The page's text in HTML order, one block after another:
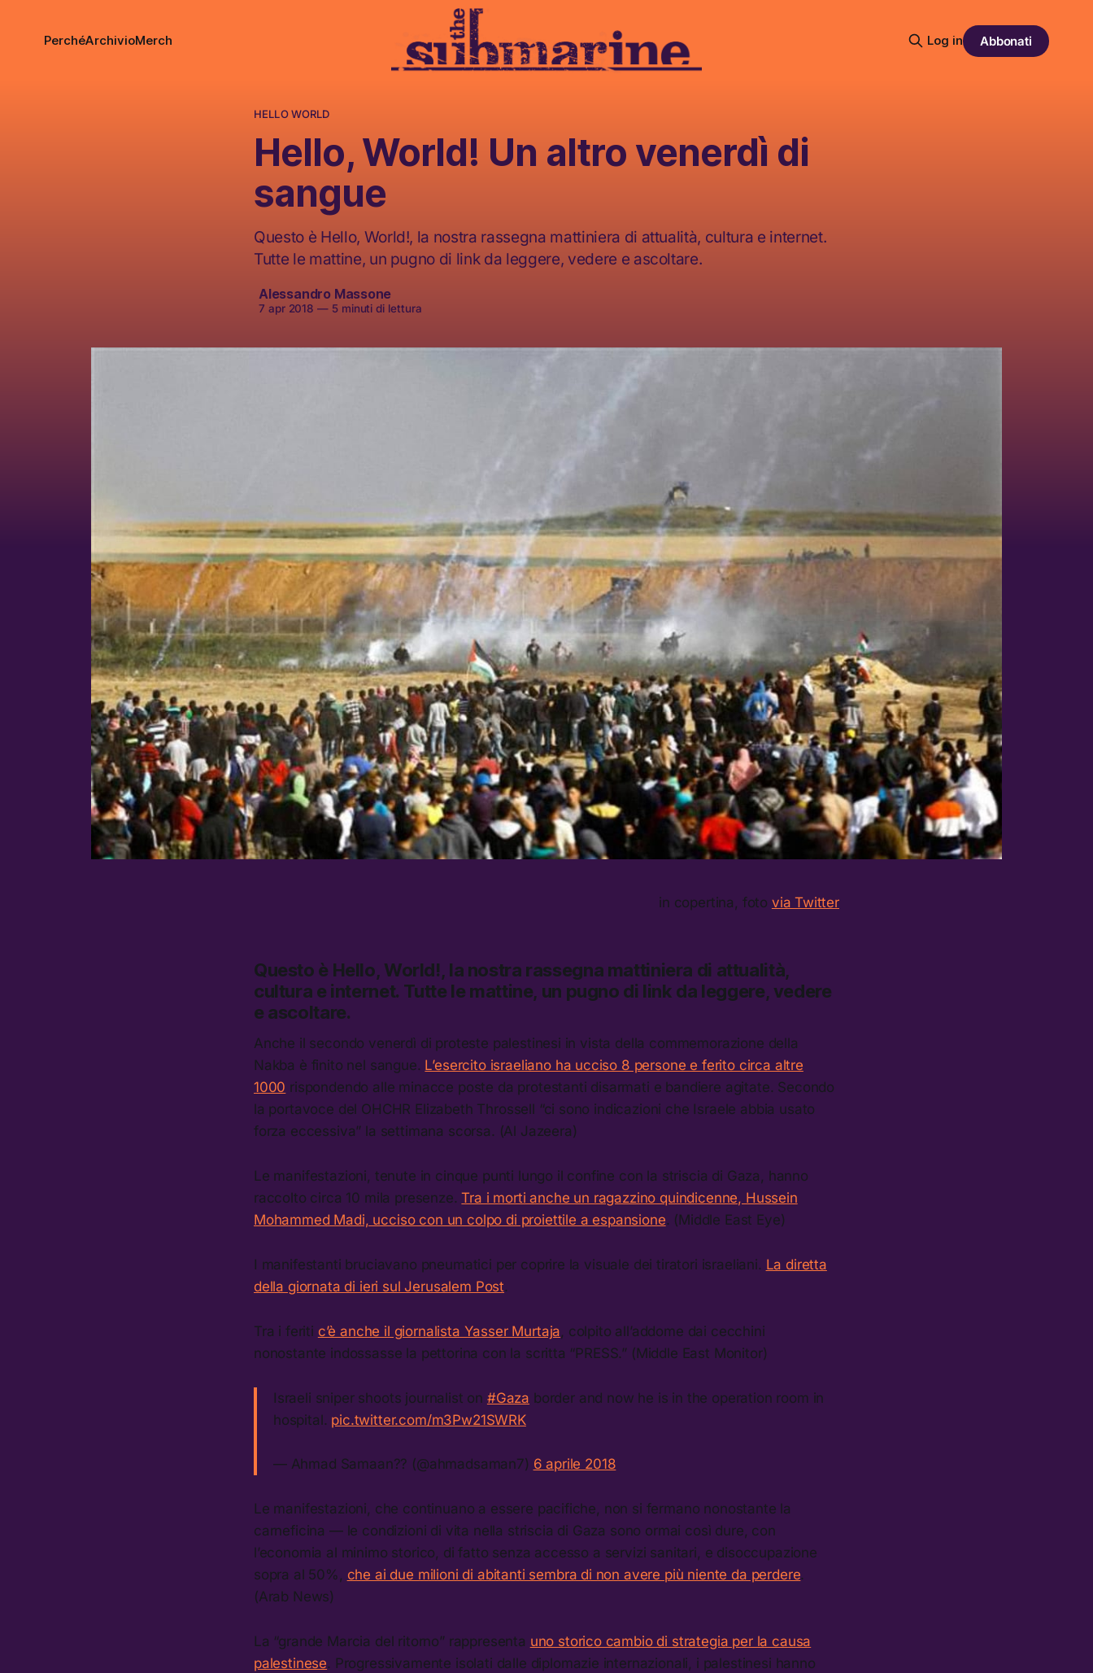
PerchéArchivioMerch Log in Abbonati
HELLO WORLD
Hello, World! Un altro venerdì di
sangue
Questo è Hello, World!, la nostra rassegna mattiniera di attualità, cultura e internet.
Tutte le mattine, un pugno di link da leggere, vedere e ascoltare.
Alessandro Massone
7 apr 2018 — 5 minuti di lettura
in copertina, foto via Twitter
Questo è Hello, World!, la nostra rassegna mattiniera di attualità,
cultura e internet. Tutte le mattine, un pugno di link da leggere, vedere
e ascoltare.
Anche il secondo venerdì di proteste palestinesi in vista della commemorazione della
Nakba è finito nel sangue. L’esercito israeliano ha ucciso 8 persone e ferito circa altre
1000 rispondendo alle minacce poste da protestanti disarmati e bandiere agitate. Secondo
la portavoce del OHCHR Elizabeth Throssell “ci sono indicazioni che Israele abbia usato
forza eccessiva” la settimana scorsa. (Al Jazeera)
Le manifestazioni, tenute in cinque punti lungo il confine con la striscia di Gaza, hanno
raccolto circa 10 mila presenze.Tra i morti anche un ragazzino quindicenne, Hussein
Mohammed Madi, ucciso con un colpo di proiettile a espansione. (Middle East Eye)
I manifestanti bruciavano pneumatici per coprire la visuale dei tiratori israeliani. La diretta
della giornata di ieri sul Jerusalem Post.
Tra i feriti c’è anche il giornalista Yasser Murtaja, colpito all’addome dai cecchini
nonostante indossasse la pettorina con la scritta “PRESS.” (Middle East Monitor)
Israeli sniper shoots journalist on #Gaza border and now he is in the operation room in
hospital. pic.twitter.com/m3Pw21SWRK
— Ahmad Samaan?? (@ahmadsaman7) 6 aprile 2018
Le manifestazioni, che continuano a essere pacifiche, non si fermano nonostante la
carneficina — le condizioni di vita nella striscia di Gaza sono ormai così dure, con
l’economia al minimo storico, di fatto senza accesso a servizi sanitari, e disoccupazione
sopra al 50%, che ai due milioni di abitanti sembra di non avere più niente da perdere.
(Arab News)
La “grande Marcia del ritorno” rappresenta uno storico cambio di strategia per la causa
palestinese. Progressivamente isolati dalle diplomazie internazionali, i palestinesi hanno